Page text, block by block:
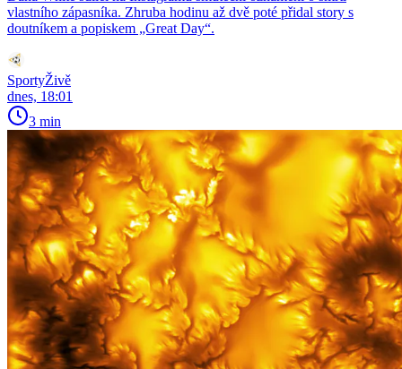
vlastního zápasníka. Zhruba hodinu až dvě poté přidal story s
doutníkem a popiskem „Great Day“.
SportyŽivě
dnes, 18:01
3 min